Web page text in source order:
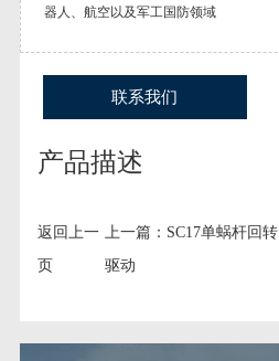
器人、航空以及军工国防领域
联系我们
产品描述
返回上一
页
上一篇： SC17单蜗杆回转
驱动